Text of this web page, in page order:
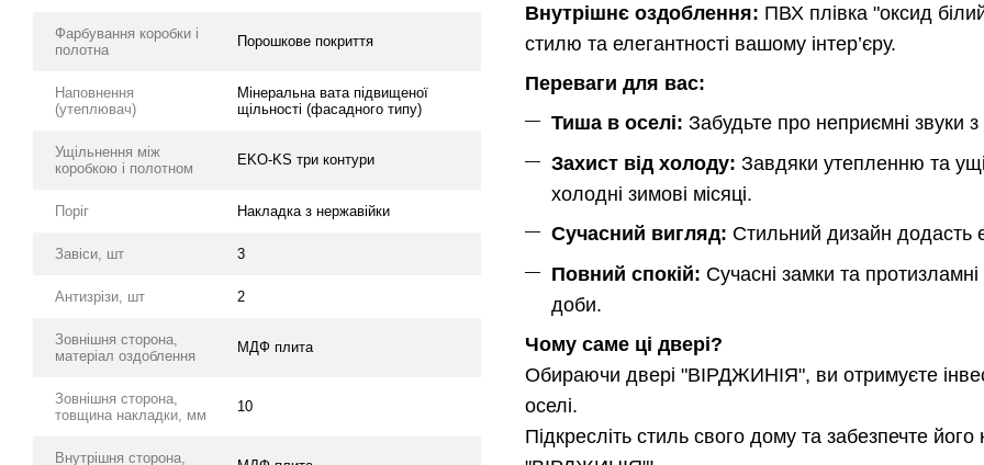
Фарбування коробки і
полотна
Порошкове покриття
Наповнення
(утеплювач)
Мінеральна вата підвищеної
щільності (фасадного типу)
Ущільнення між
коробкою і полотном
EKO-KS три контури
Поріг Накладка з нержавійки
Завіси, шт 3
Антизрізи, шт 2
Зовнішня сторона,
матеріал оздоблення
МДФ плита
Зовнішня сторона,
товщина накладки, мм
10
Внутрішня сторона,
Внутрішнє оздоблення: ПВХ плівка "оксид
стилю та елегантності вашому інтер’єру.
Переваги для вас:
Тиша в оселі: Забудьте про неприємні звуки
Захист від холоду: Завдяки утепленню та
холодні зимові місяці.
Сучасний вигляд: Стильний дизайн додасть
Повний спокій: Сучасні замки та
доби.
Чому саме ці двері?
Обираючи двері "ВІРДЖИНІЯ", ви отримуєте
оселі.
Підкресліть стиль свого дому та забезпечте